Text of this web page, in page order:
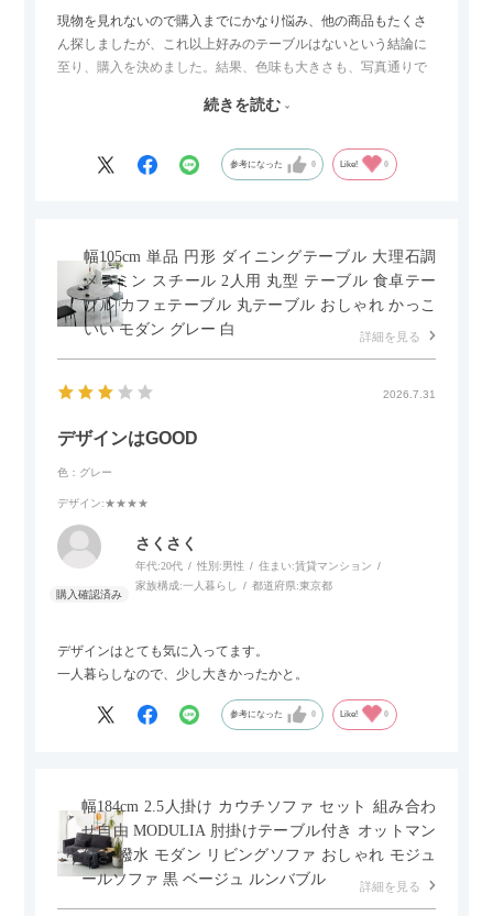
現物を見れないので購入までにかなり悩み、他の商品もたくさ
ん探しましたが、これ以上好みのテーブルはないという結論に
至り、購入を決めました。結果、色味も大きさも、写真通りで
セラミック天板が思った以上に滑りが良く、汚れも拭きやすい
はいけないかもしれません。天板が冷たいので冬にどうなるの
かなというのも気になります。
続きを読む
参考になった 0 Like! 0
幅105cm 単品 円形 ダイニングテーブル 大理石調
メラミン スチール 2人用 丸型 テーブル 食卓テー
ブル カフェテーブル 丸テーブル おしゃれ かっこ
いい モダン グレー 白
詳細を見る
2026.7.31
デザインはGOOD
色：グレー
デザイン:★★★★
さくさく
年代:20代 性別:男性 住まい:賃貸マンション
家族構成:一人暮らし 都道府県:東京都
デザインはとても気に入ってます。
一人暮らしなので、少し大きかったかと。
参考になった 0 Like! 0
幅184cm 2.5人掛け カウチソファ セット 組み合わ
せ自由 MODULIA 肘掛けテーブル付き オットマン
付き 撥水 モダン リビングソファ おしゃれ モジュ
ールソファ 黒 ベージュ ルンバブル
詳細を見る